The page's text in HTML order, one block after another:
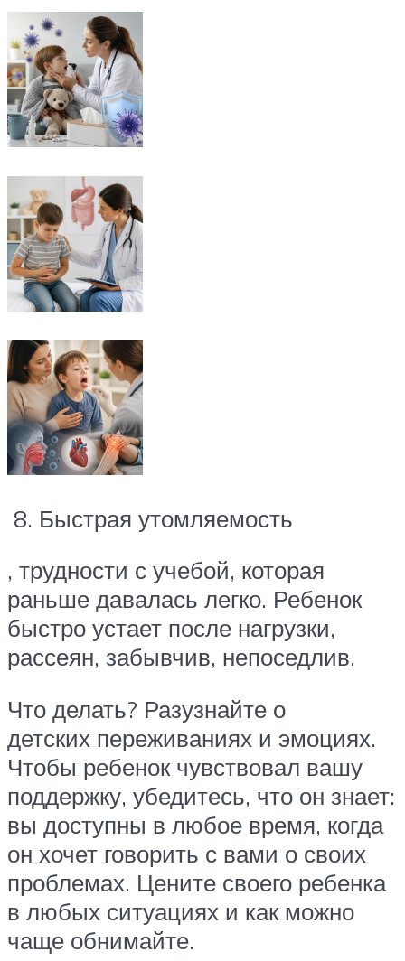
8. Быстрая утомляемость
, трудности с учебой, которая
раньше давалась легко. Ребенок
быстро устает после нагрузки,
рассеян, забывчив, непоседлив.
Что делать? Разузнайте о
детских переживаниях и эмоциях.
Чтобы ребенок чувствовал вашу
поддержку, убедитесь, что он знает:
вы доступны в любое время, когда
он хочет говорить с вами о своих
проблемах. Цените своего ребенка
в любых ситуациях и как можно
чаще обнимайте.